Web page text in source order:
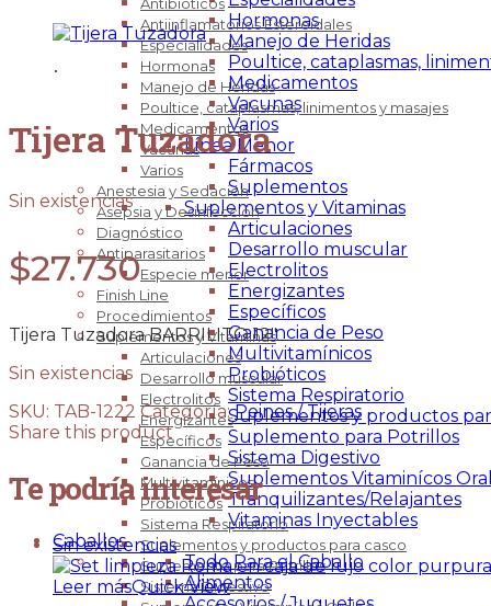
Hormonas
Manejo de Heridas
Poultice, cataplasmas,
Medicamentos
Vacunas
Varios
Línea Menor
Fármacos
Suplementos
Suplementos y Vitaminas
Articulaciones
Desarrollo muscular
Electrolitos
Energizantes
Específicos
Ganancia de Peso
Multivitamínicos
Probióticos
Sistema Respiratorio
Suplementos y productos
Suplemento para Potrillos
Sistema Digestivo
Suplementos Vitaminícos
Tranquilizantes/Relajantes
Vitaminas Inyectables
Caballos
Todo Para el Caballo
Alimentos
Antiinflamatorios Esteroidales
Especialidades
Hormonas
Manejo de Heridas
Poultice, cataplasmas, linimentos y masajes
Medicamentos
Vacunas
Varios
Anestesia y Sedación
Asepsia y Desinfección
Diagnóstico
Antiparasitarios
Especie menor
Finish Line
Procedimientos
Suplementos y Vitaminas
Articulaciones
Desarrollo muscular
Electrolitos
Energizantes
Específicos
Ganancia de Peso
Multivitamínicos
Probióticos
Sistema Respiratorio
Suplementos y productos para casco
Suplemento para Potrillos
Sistema Digestivo
Tijera Tuzadora
Sin existencias
$27.730
Tijera Tuzadora BARRILITO 12″.
Sin existencias
SKU: TAB-1222 Categoría:Peines / Tijeras
Share this product
Te podría interesar
Sin existencias
Leer másQuick View